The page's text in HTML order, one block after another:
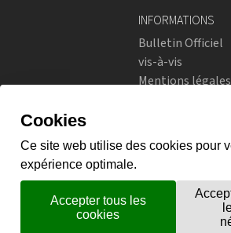
INFORMATIONS
Bulletin Officiel
vis-à-vis
Mentions légales
Instagram
flickr